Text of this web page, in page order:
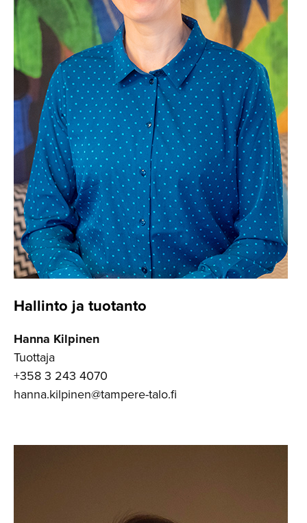
Hallinto ja tuotanto
Hanna Kilpinen
Tuottaja
+358 3 243 4070
hanna.kilpinen@tampere-talo.fi